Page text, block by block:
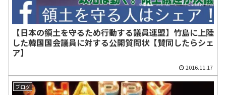
【日本の領土を守るため行動する議員連盟】竹島に上陸
した韓国国会議員に対する公開質問状【賛同したらシェ
ア】
2016.11.17
ブログ